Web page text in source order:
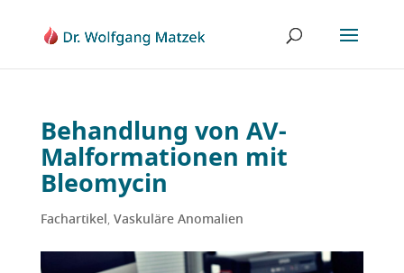
Behandlung von AV-
Malformationen mit
Bleomycin
Fachartikel , Vaskuläre Anomalien